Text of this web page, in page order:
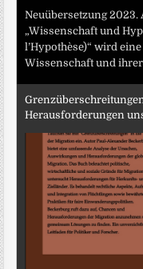
Neuübersetzung 2023.
„Wissenschaft und
l’Hypothèse)“ wird
Wissenschaft und
Herausforderungen